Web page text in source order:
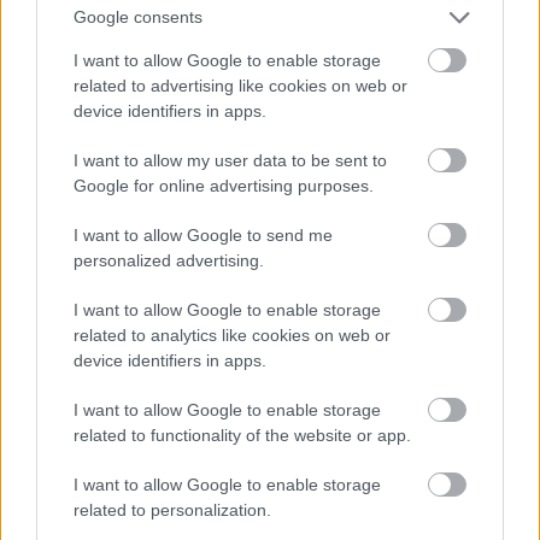
Google consents
I want to allow Google to enable storage
related to advertising like cookies on web or
device identifiers in apps.
I want to allow my user data to be sent to
Google for online advertising purposes.
I want to allow Google to send me
personalized advertising.
I want to allow Google to enable storage
related to analytics like cookies on web or
device identifiers in apps.
I want to allow Google to enable storage
related to functionality of the website or app.
I want to allow Google to enable storage
related to personalization.